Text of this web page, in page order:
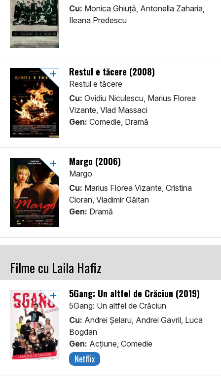
Cu: Monica Ghiuță, Antonella Zaharia,
Ileana Predescu
Restul e tăcere (2008)
Restul e tăcere
Cu: Ovidiu Niculescu, Marius Florea
Vizante, Vlad Massaci
Gen: Comedie, Dramă
Margo (2006)
Margo
Cu: Marius Florea Vizante, Cristina
Cioran, Vladimir Găitan
Gen: Dramă
Filme cu Laila Hafiz
5Gang: Un altfel de Crăciun (2019)
5Gang: Un altfel de Crăciun
Cu: Andrei Șelaru, Andrei Gavril, Luca
Bogdan
Gen: Acţiune, Comedie
Netflix